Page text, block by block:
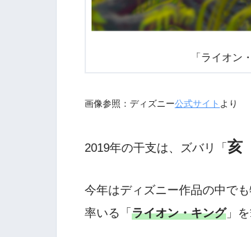
「ライオ
画像参照：ディズニー公式サイト より
2019年の干支は、ズバリ「 亥
今年はディズニー作品の中で
率いる「 ライオン・キング」